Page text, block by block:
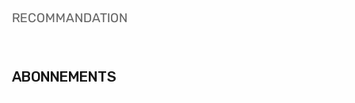
RECOMMANDATION
ABONNEMENTS